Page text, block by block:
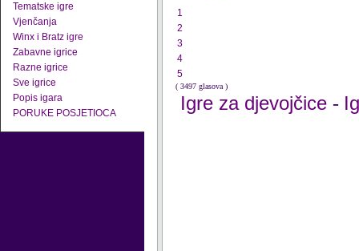
Tematske igre
Vjenčanja
Winx i Bratz igre
Zabavne igrice
Razne igrice
Sve igrice
Popis igara
PORUKE POSJETIOCA
1
2
3
4
5
( 3497 glasova )
Igre za djevojčice -